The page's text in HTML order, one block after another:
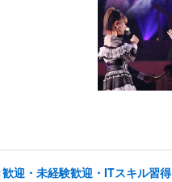
迎・未経験歓迎・ITスキル習得